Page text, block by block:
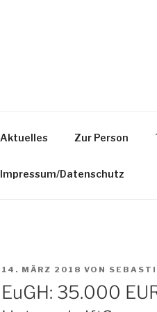
Aktuelles Zur Person
Impressum/Datenschutz
VERÖFFENTLICHT
AM
14. MÄRZ 2018 VON
EuGH: 35.000